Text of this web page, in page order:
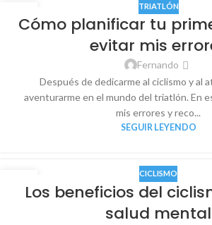
26
MAY
TRIATLÓN
Cómo planificar tu
evitar mis
Fernando
Después de dedicarme al ciclismo y al
aventurarme en el mundo del triatlón. En
mis errores y reco...
SEGUIR LEYENDO
27
AGO
CICLISMO
Los beneficios del
salud mental